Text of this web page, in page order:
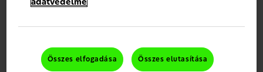
adatvédelme
Összes elfogadása Összes elutasítása